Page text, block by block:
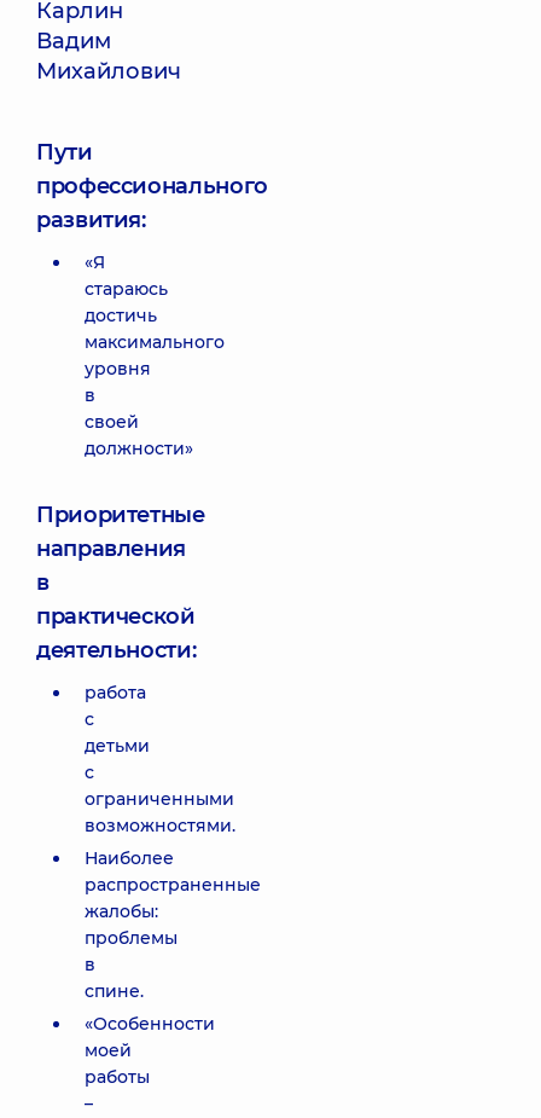
Карлин
Вадим
Михайлович
Пути
профессионального
развития:
«Я
стараюсь
достичь
максимального
уровня
в
своей
должности»
Приоритетные
направления
в
практической
деятельности:
работа
с
детьми
с
ограниченными
возможностями.
Наиболее
распространенные
жалобы:
проблемы
в
спине.
«Особенности
моей
работы
–